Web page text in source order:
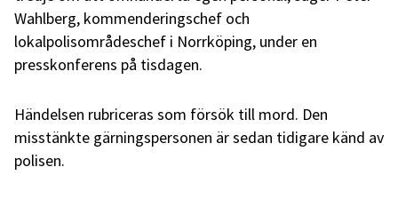
Wahlberg, kommenderingschef och
lokalpolisområdeschef i Norrköping, under en
presskonferens på tisdagen.
Händelsen rubriceras som försök till mord. Den
misstänkte gärningspersonen är sedan tidigare känd av
polisen.